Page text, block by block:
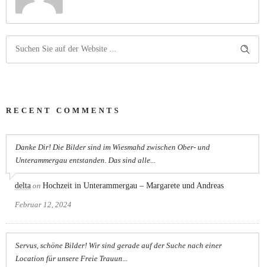
RECENT COMMENTS
Danke Dir! Die Bilder sind im Wiesmahd zwischen Ober- und
Unterammergau entstanden. Das sind alle...
delta on Hochzeit in Unterammergau – Margarete und Andreas
Februar 12, 2024
Servus, schöne Bilder! Wir sind gerade auf der Suche nach einer
Location für unsere Freie Trauun...